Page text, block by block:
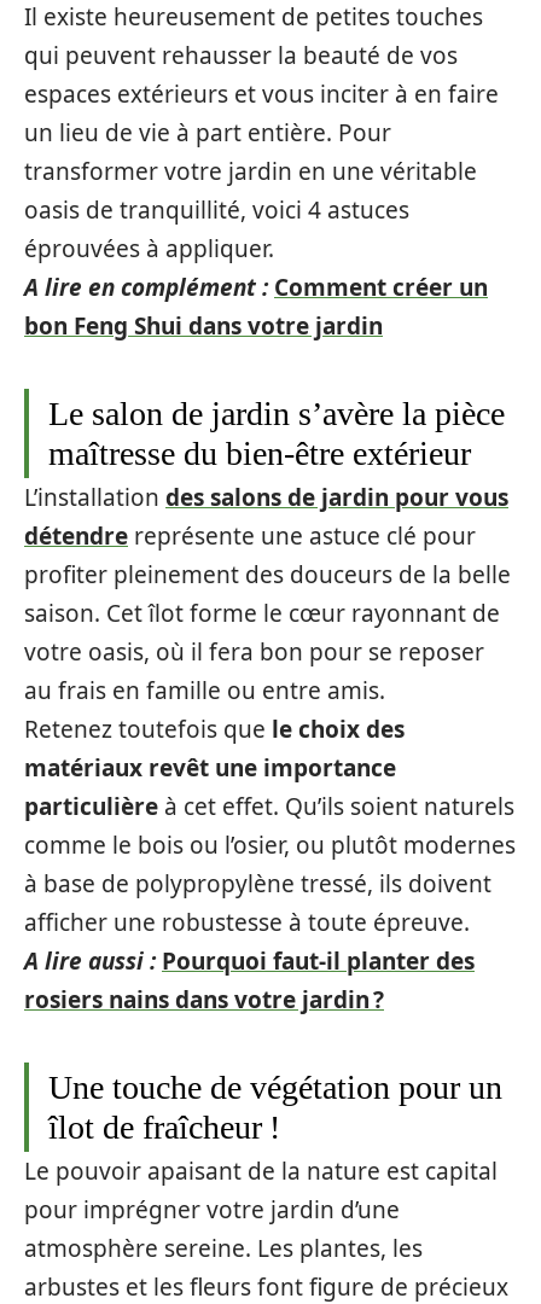
Il existe heureusement de petites touches
qui peuvent rehausser la beauté de vos
espaces extérieurs et vous inciter à en faire
un lieu de vie à part entière. Pour
transformer votre jardin en une véritable
oasis de tranquillité, voici 4 astuces
éprouvées à appliquer.
A lire en complément : Comment créer un
bon Feng Shui dans votre jardin
Le salon de jardin s’avère la pièce
maîtresse du bien-être extérieur
L’installation des salons de jardin pour vous
détendre représente une astuce clé pour
profiter pleinement des douceurs de la belle
saison. Cet îlot forme le cœur rayonnant de
votre oasis, où il fera bon pour se reposer
au frais en famille ou entre amis.
Retenez toutefois que le choix des
matériaux revêt une importance
particulière à cet effet. Qu’ils soient naturels
comme le bois ou l’osier, ou plutôt modernes
à base de polypropylène tressé, ils doivent
afficher une robustesse à toute épreuve.
A lire aussi : Pourquoi faut-il planter des
rosiers nains dans votre jardin ?
Une touche de végétation pour un
îlot de fraîcheur !
Le pouvoir apaisant de la nature est capital
pour imprégner votre jardin d’une
atmosphère sereine. Les plantes, les
arbustes et les fleurs font figure de précieux